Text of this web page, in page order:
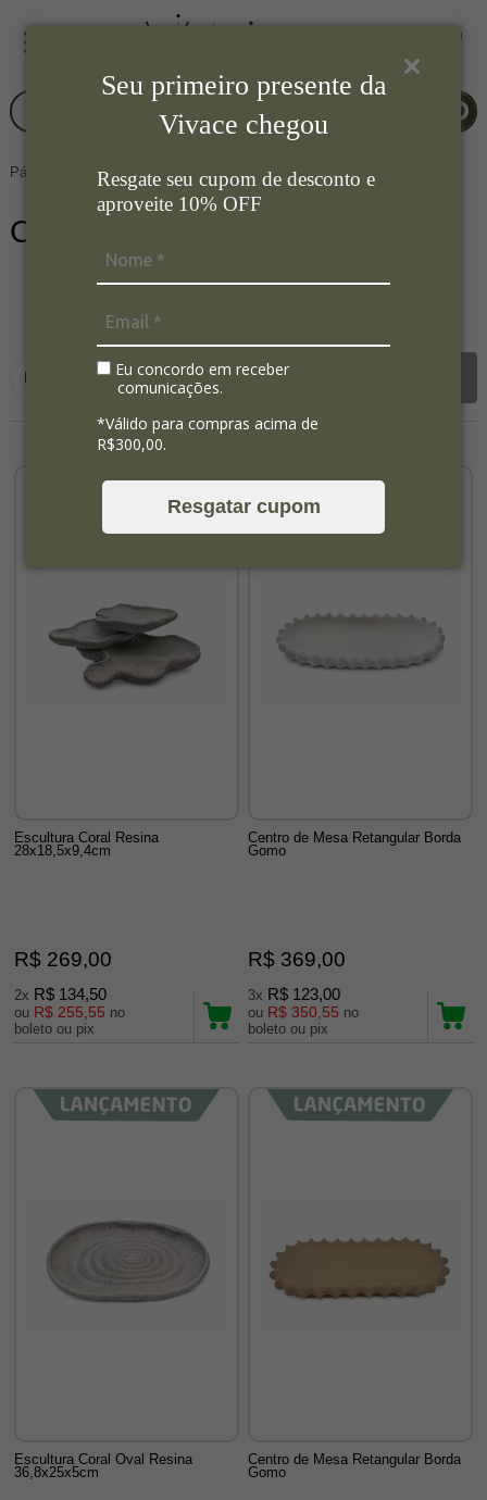
Seu primeiro presente da
Vivace chegou
Resgate seu cupom de desconto e
aproveite 10% OFF
Eu concordo em receber
comunicações.
*Válido para compras acima de
R$300,00.
Resgatar cupom
Página Inicial Decorações Centro de Mesa / Fruteira
Centro de Mesa / Fruteira
Escultura Coral Resina
28x18,5x9,4cm
R$ 269,00
2x R$ 134,50
ou R$ 255,55 no
boleto ou pix
Centro de Mesa Retangular Borda
Gomo
R$ 369,00
3x R$ 123,00
ou R$ 350,55 no
boleto ou pix
Escultura Coral Oval Resina
36,8x25x5cm
Centro de Mesa Retangular Borda
Gomo